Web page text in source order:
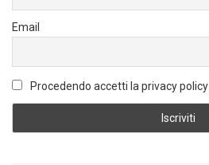
Email
Procedendo accetti la privacy policy